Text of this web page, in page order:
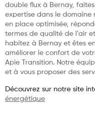
double flux à Bernay,
expertise dans le domaine
en place optimisée,
termes de qualité de l’air
habitez à Bernay et êtes
améliorer le confort de
Apie Transition. Notre
et à vous proposer des
Découvrez sur notre site
énergétique